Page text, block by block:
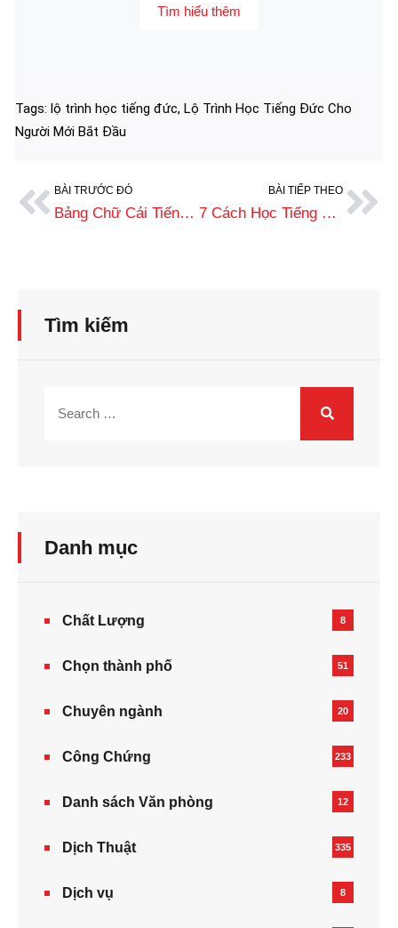
Tìm hiểu thêm
Tags: lộ trình học tiếng đức, Lộ Trình Học Tiếng Đức Cho
Người Mới Bắt Đầu
BÀI TRƯỚC ĐÓ
Bảng Chữ Cái Tiếng Đức Và Cách Phát Âm Chuẩn Cho Người Mới Học
BÀI TIẾP THEO
7 Cách Học Tiếng Đức Hiệu Quả Cho Người Mới Bắt Đầu
Tìm kiếm
Danh mục
Chất Lượng 8
Chọn thành phố 51
Chuyên ngành 20
Công Chứng 233
Danh sách Văn phòng 12
Dịch Thuật 335
Dịch vụ 8